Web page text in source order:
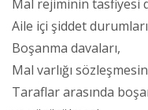
Mal rejiminin tasfiyesi
Aile içi şiddet
Boşanma davaları,
Mal varlığı
Taraflar arasında